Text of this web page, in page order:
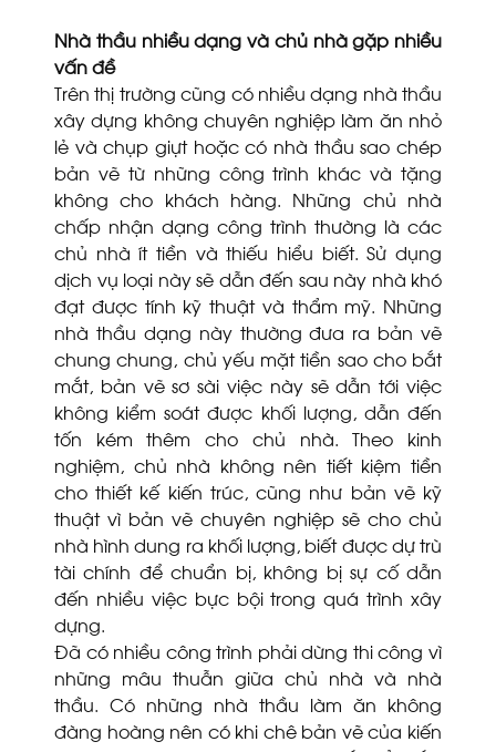
Nhà thầu nhiều dạng và chủ nhà gặp nhiều
vấn đề
Trên thị trường cũng có nhiều dạng nhà thầu
xây dựng không chuyên nghiệp làm ăn nhỏ
lẻ và chụp giựt hoặc có nhà thầu sao chép
bản vẽ từ những công trình khác và tặng
không cho khách hàng. Những chủ nhà
chấp nhận dạng công trình thường là các
chủ nhà ít tiền và thiếu hiểu biết. Sử dụng
dịch vụ loại này sẽ dẫn đến sau này nhà khó
đạt được tính kỹ thuật và thẩm mỹ. Những
nhà thầu dạng này thường đưa ra bản vẽ
chung chung, chủ yếu mặt tiền sao cho bắt
mắt, bản vẽ sơ sài việc này sẽ dẫn tới việc
không kiểm soát được khối lượng, dẫn đến
tốn kém thêm cho chủ nhà. Theo kinh
nghiệm, chủ nhà không nên tiết kiệm tiền
cho thiết kế kiến trúc, cũng như bản vẽ kỹ
thuật vì bản vẽ chuyên nghiệp sẽ cho chủ
nhà hình dung ra khối lượng, biết được dự trù
tài chính để chuẩn bị, không bị sự cố dẫn
đến nhiều việc bực bội trong quá trình xây
dựng.
Đã có nhiều công trình phải dừng thi công vì
những mâu thuẫn giữa chủ nhà và nhà
thầu. Có những nhà thầu làm ăn không
đàng hoàng nên có khi chê bản vẽ của kiến